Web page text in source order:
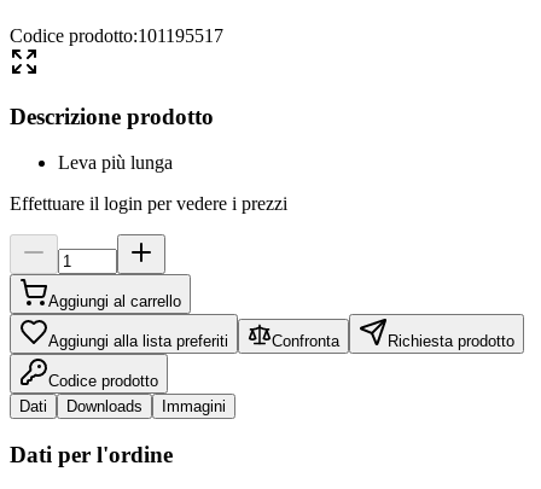
Codice prodotto:101195517
Descrizione prodotto
Leva più lunga
Effettuare il login per vedere i prezzi
Aggiungi al carrello
Aggiungi alla lista preferiti Confronta Richiesta prodotto
Codice prodotto
Dati
Downloads Immagini
Dati per l'ordine